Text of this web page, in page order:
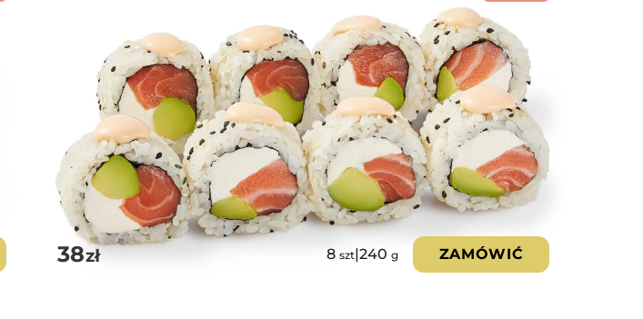
38zł 8 szt|240 g ZAMÓWIĆ